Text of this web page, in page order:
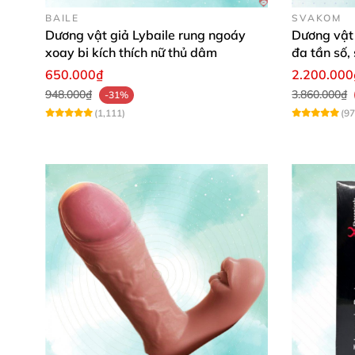
Xuất xứ: Hồng Kông.
Xoáy nắp
Ưu điểm dương vật giả đa năng
Dương vật giả đa năng DV53A được làm từ
dụng. Độ bền của sản phẩm cực kỳ cao nên
Dương vật giả DV53Ađược thiết kế dạng
thể thay đổi nhiều tư thế khác nhauđể thay
sâu bên trongđể nhậnđược nhiều kích thích
BAILE
Dương vật giả Lybaile rung ngoáy
xoay bi kích thích nữ thủ dâm
650.000₫
948.000₫
-31%
(1,111)
SVAKOM
Dương
đa tần số,
3.860.000₫